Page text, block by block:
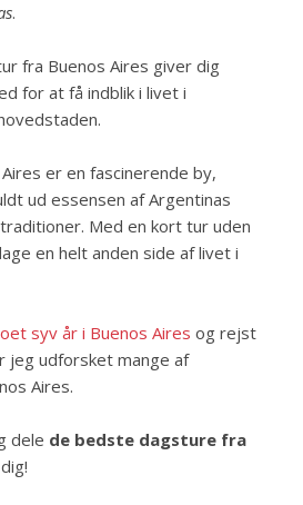
.
fra Buenos Aires giver dig
for at få indblik i livet i
er en fascinerende by,
ud essensen af Argentinas
Med en kort tur uden
en helt anden side af livet i
syv år i Buenos Aires og rejst
jeg udforsket mange af
Aires.
dele de bedste dagsture fra